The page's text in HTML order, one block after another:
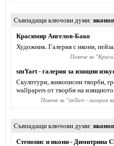
Съвпадащи ключови думи
Красимир Ангелов-Бако
Художник. Галерия с икони,
Повече за "
smYart - галерия за изящни
Скулптури, живописни творби,
wallpapers от творби на изящното
Повече за "smYart - галерия
Съвпадащи ключови думи
Стенопис и икони - Димитрина